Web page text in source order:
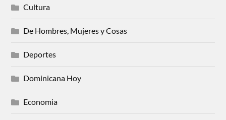
Cultura
De Hombres, Mujeres y Cosas
Deportes
Dominicana Hoy
Economia